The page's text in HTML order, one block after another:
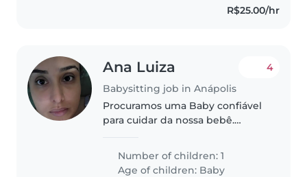
R$25.00/hr
Ana Luiza
Babysitting job in Anápolis
4
Procuramos uma Baby confiável
para cuidar da nossa bebê.
Number of children: 1
Age of children: Baby